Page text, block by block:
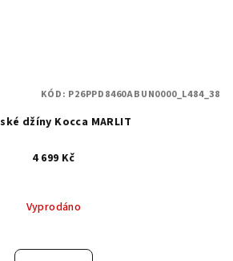
džíny Kocca MARLIT
4 699 Kč
Vyprodáno
KÓD: P26PPD8460ABUN0000_L484_38